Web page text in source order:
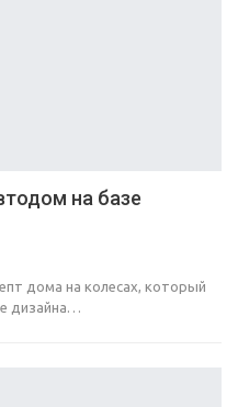
на базе
дома на колесах, который
дизайна…